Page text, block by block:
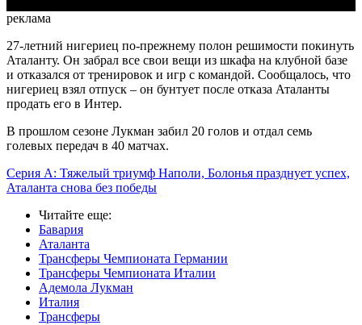
реклама
27-летний нигериец по-прежнему полон решимости покинуть
Аталанту. Он забрал все свои вещи из шкафа на клубной базе
и отказался от тренировок и игр с командой. Сообщалось, что
нигериец взял отпуск – он бунтует после отказа Аталанты
продать его в Интер.
В прошлом сезоне Лукман забил 20 голов и отдал семь
голевых передач в 40 матчах.
Серия А: Тяжелый триумф Наполи, Болонья празднует успех,
Аталанта снова без победы
Читайте еще:
Бавария
Аталанта
Трансферы Чемпионата Германии
Трансферы Чемпионата Италии
Адемола Лукман
Италия
Трансферы